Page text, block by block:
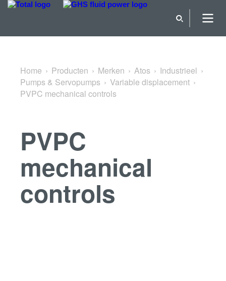
Terug naar Variable displacement
Home Producten Merken Atos
Industrieel
Pumps & Servopumps
Variable displacement
PVPC mechanical controls
PVPC
mechanical
controls